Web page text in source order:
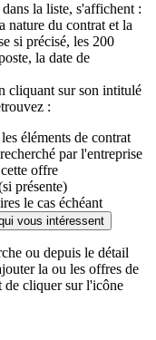
la liste, s'affichent :
nature du contrat et la
si précisé, les 200
la date de
cliquant sur son intitulé
:
éléments de contrat
par l'entreprise
offre
présente)
le cas échéant
vous intéressent
ou depuis le détail
la ou les offres de
cliquer sur l'icône